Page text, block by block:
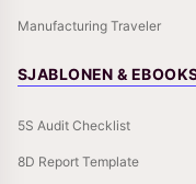
Manufacturing Traveler
SJABLONEN &
5S Audit Checklist
8D Report Template